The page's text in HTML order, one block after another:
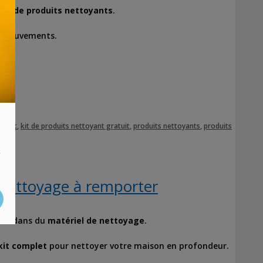
kit de produits nettoyants.
,kit de produits nettoyant gratuit ,produits nettoyants ,produits
à remporter
dans du matériel de nettoyage.
complet pour nettoyer votre maison en profondeur.